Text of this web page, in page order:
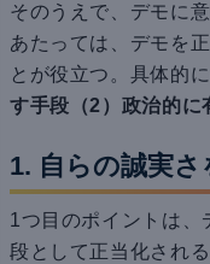
そのうえで、デモに
あたっては、デモを
とが役立つ。具体的
す手段（2）政治的に
1. 自らの誠実
1つ目のポイントは、
段として正当化され